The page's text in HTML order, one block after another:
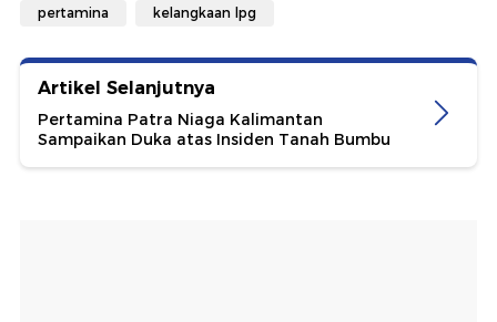
pertamina kelangkaan lpg
Artikel Selanjutnya
Pertamina Patra Niaga Kalimantan
Sampaikan Duka atas Insiden Tanah Bumbu